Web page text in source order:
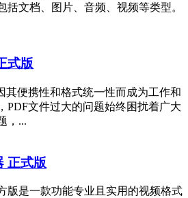
括文档、图片、音频、视频等类型。
式版
其便携性和格式统一性而成为工作和
PDF文件过大的问题始终困扰着广大
，...
正式版
版是一款功能专业且实用的视频格式